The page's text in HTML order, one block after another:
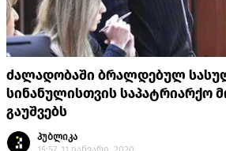
ძალადობაში ბრალდებულ
სინანულისთვის საპატრიარქო
გაუშვებს
პუბლიკა